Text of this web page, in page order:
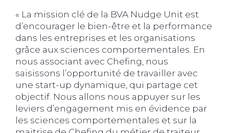
« La mission clé de la BVA Nudge Unit est
d’encourager le bien-être et la performance
dans les entreprises et les organisations
grâce aux sciences comportementales. En
nous associant avec Chefing, nous
saisissons l’opportunité de travailler avec
une start-up dynamique, qui partage cet
objectif. Nous allons nous appuyer sur les
leviers d’engagement mis en évidence par
les sciences comportementales et sur la